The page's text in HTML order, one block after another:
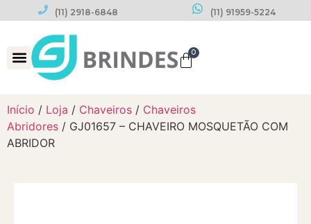
(11) 2918-6848 (11) 91959-5224
0
Início / Loja / Chaveiros / Chaveiros
Abridores / GJ01657 – CHAVEIRO MOSQUETÃO COM
ABRIDOR